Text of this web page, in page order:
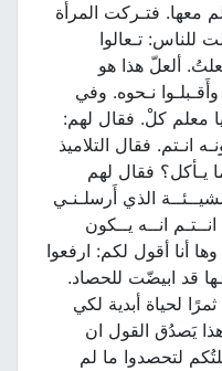
معها. فتـركت المرأة
تـعالوا
ألعلّ هذا هو
نـحوه. وفي
معلم كلْ. فقال لهم:
فقال التلاميذ
فقال لهم
الذي أَرسلـنـي
انــه يــكون
أنا أقول لكم: ارفعوا
قد ابيضّت للحصاد.
لحياة أبدية لكي
يَصدُق القول ان
لتحصدوا ما لم